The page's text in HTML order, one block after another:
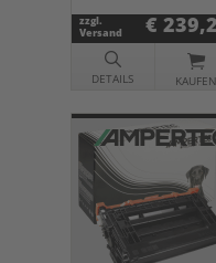
zzgl.
Versand
€
DETAILS KAUFEN